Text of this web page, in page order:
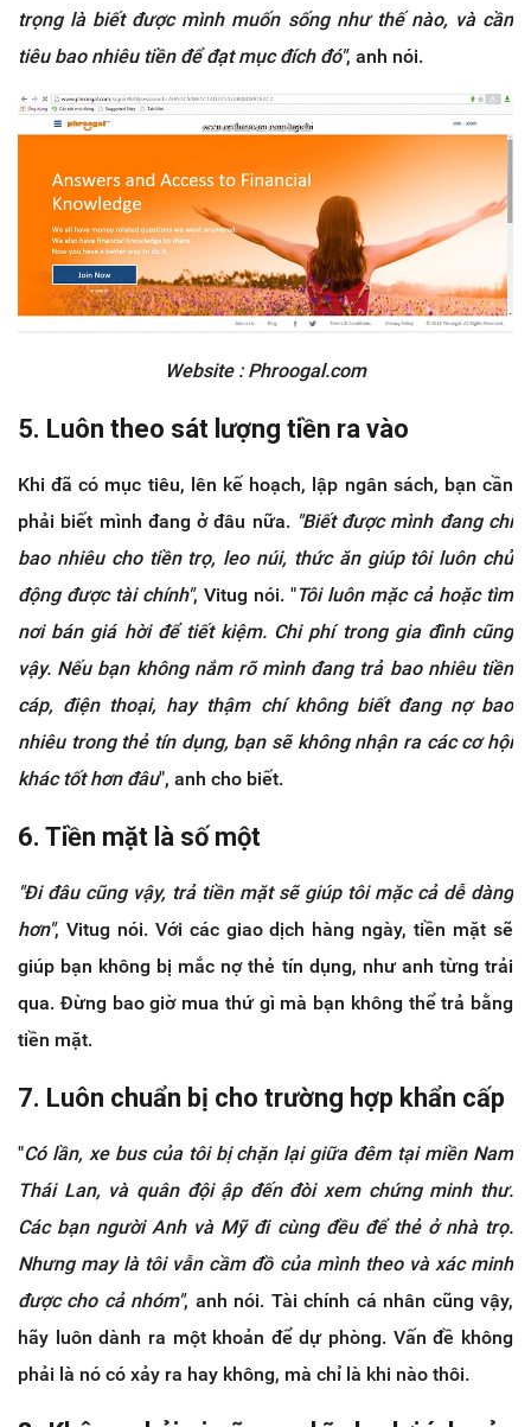
trọng là biết được mình muốn sống như thế nào, và cần
tiêu bao nhiêu tiền để đạt mục đích đó", anh nói.
Website : Phroogal.com
5. Luôn theo sát lượng tiền ra vào
Khi đã có mục tiêu, lên kế hoạch, lập ngân sách, bạn cần
phải biết mình đang ở đâu nữa. "Biết được mình đang chi
bao nhiêu cho tiền trọ, leo núi, thức ăn giúp tôi luôn chủ
động được tài chính", Vitug nói. "Tôi luôn mặc cả hoặc tìm
nơi bán giá hời để tiết kiệm. Chi phí trong gia đình cũng
vậy. Nếu bạn không nắm rõ mình đang trả bao nhiêu tiền
cáp, điện thoại, hay thậm chí không biết đang nợ bao
nhiêu trong thẻ tín dụng, bạn sẽ không nhận ra các cơ hội
khác tốt hơn đâu", anh cho biết.
6. Tiền mặt là số một
"Đi đâu cũng vậy, trả tiền mặt sẽ giúp tôi mặc cả dễ dàng
hơn", Vitug nói. Với các giao dịch hàng ngày, tiền mặt sẽ
giúp bạn không bị mắc nợ thẻ tín dụng, như anh từng trải
qua. Đừng bao giờ mua thứ gì mà bạn không thể trả bằng
tiền mặt.
7. Luôn chuẩn bị cho trường hợp khẩn cấp
"Có lần, xe bus của tôi bị chặn lại giữa đêm tại miền Nam
Thái Lan, và quân đội ập đến đòi xem chứng minh thư.
Các bạn người Anh và Mỹ đi cùng đều để thẻ ở nhà trọ.
Nhưng may là tôi vẫn cầm đồ của mình theo và xác minh
được cho cả nhóm", anh nói. Tài chính cá nhân cũng vậy,
hãy luôn dành ra một khoản để dự phòng. Vấn đề không
phải là nó có xảy ra hay không, mà chỉ là khi nào thôi.